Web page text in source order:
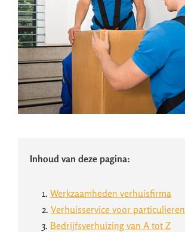
Inhoud van deze pagina:
1. Werkzaamheden verhuisfirma
2. Verhuisservice voor particulieren
3. Bedrijfsverhuizing van A tot Z